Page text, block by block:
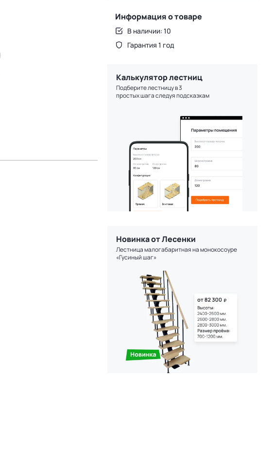
Информация о товаре
В наличии: 10
Гарантия 1 год
Калькулятор лестниц
Подберите лестницу в 3
простых шага следуя подсказкам
Новинка от Лесенки
Лестница малогабаритная на монокосоуре
«Гусиный шаг»